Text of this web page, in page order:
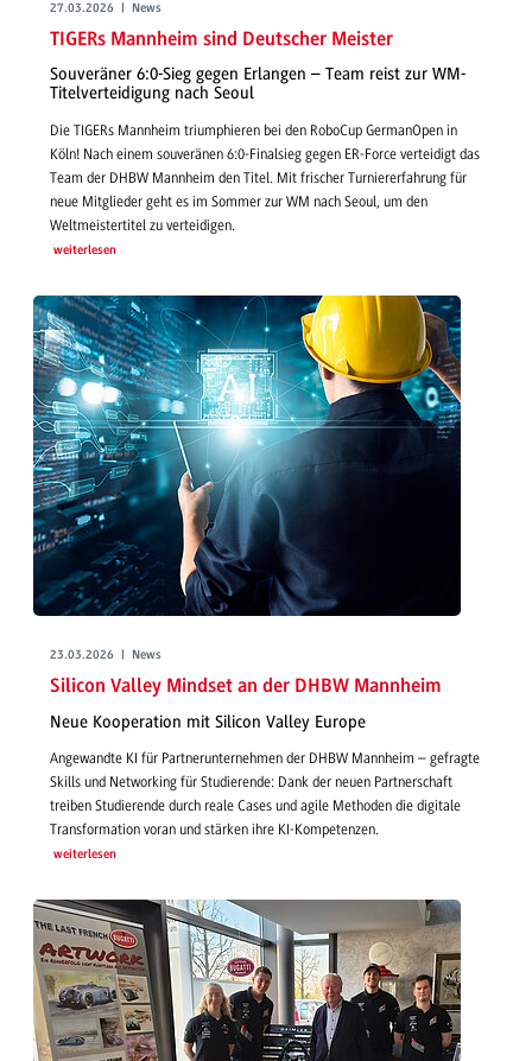
27.03.2026 | News
TIGERs Mannheim sind Deutscher Meister
Souveräner 6:0-Sieg gegen Erlangen – Team reist zur WM-
Titelverteidigung nach Seoul
Die TIGERs Mannheim triumphieren bei den RoboCup GermanOpen in
Köln! Nach einem souveränen 6:0-Finalsieg gegen ER-Force verteidigt das
Team der DHBW Mannheim den Titel. Mit frischer Turniererfahrung für
neue Mitglieder geht es im Sommer zur WM nach Seoul, um den
Weltmeistertitel zu verteidigen.
weiterlesen
23.03.2026 | News
Silicon Valley Mindset an der DHBW Mannheim
Neue Kooperation mit Silicon Valley Europe
Angewandte KI für Partnerunternehmen der DHBW Mannheim – gefragte
Skills und Networking für Studierende: Dank der neuen Partnerschaft
treiben Studierende durch reale Cases und agile Methoden die digitale
Transformation voran und stärken ihre KI-Kompetenzen.
weiterlesen